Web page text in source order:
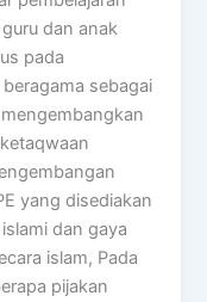
dan anak
pada
sebagai
yang disediakan
dan gaya
islam, Pada
pijakan